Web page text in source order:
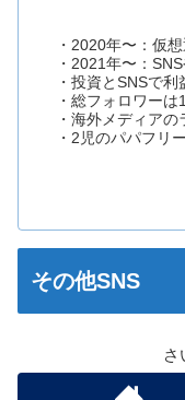
・2020年〜：仮
・2021年〜：
・投資とSNSで利
・総フォロワーは
・海外メディア
・2児のパパフリ
その他SNS
さ